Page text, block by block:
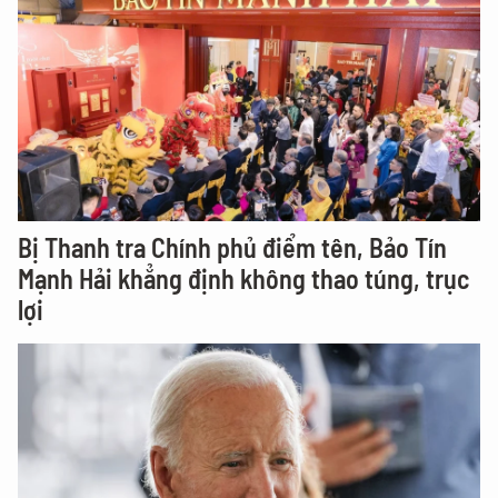
Bị Thanh tra Chính phủ điểm tên, Bảo Tín
Mạnh Hải khẳng định không thao túng, trục
lợi